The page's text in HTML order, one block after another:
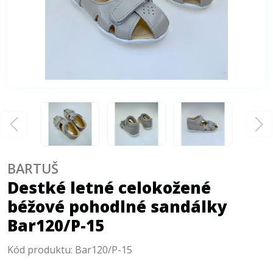
Destké letné celokožené
béžové pohodlné sandálky
Bar120/P-15
BARTUŠ
Kód produktu: Bar120/P-15